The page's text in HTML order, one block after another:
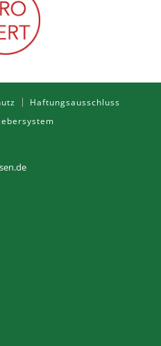
Haftungsausschluss